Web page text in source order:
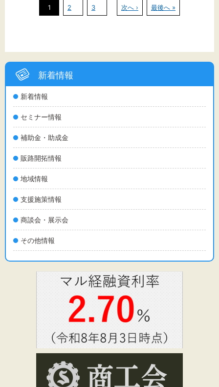
新着情報
新着情報
セミナー情報
補助金・助成金
販路開拓情報
地域情報
支援施策情報
商談会・展示会
その他情報
1 2 3 次へ › 最後へ »